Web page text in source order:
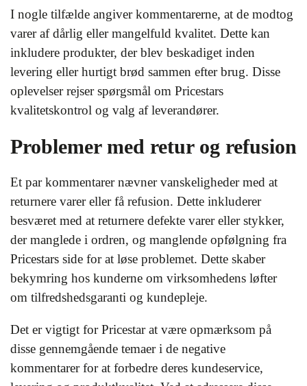
I nogle tilfælde angiver kommentarerne, at de modtog
varer af dårlig eller mangelfuld kvalitet. Dette kan
inkludere produkter, der blev beskadiget inden
levering eller hurtigt brød sammen efter brug. Disse
oplevelser rejser spørgsmål om Pricestars
kvalitetskontrol og valg af leverandører.
Problemer med retur og refusion
Et par kommentarer nævner vanskeligheder med at
returnere varer eller få refusion. Dette inkluderer
besværet med at returnere defekte varer eller stykker,
der manglede i ordren, og manglende opfølgning fra
Pricestars side for at løse problemet. Dette skaber
bekymring hos kunderne om virksomhedens løfter
om tilfredshedsgaranti og kundepleje.
Det er vigtigt for Pricestar at være opmærksom på
disse gennemgående temaer i de negative
kommentarer for at forbedre deres kundeservice,